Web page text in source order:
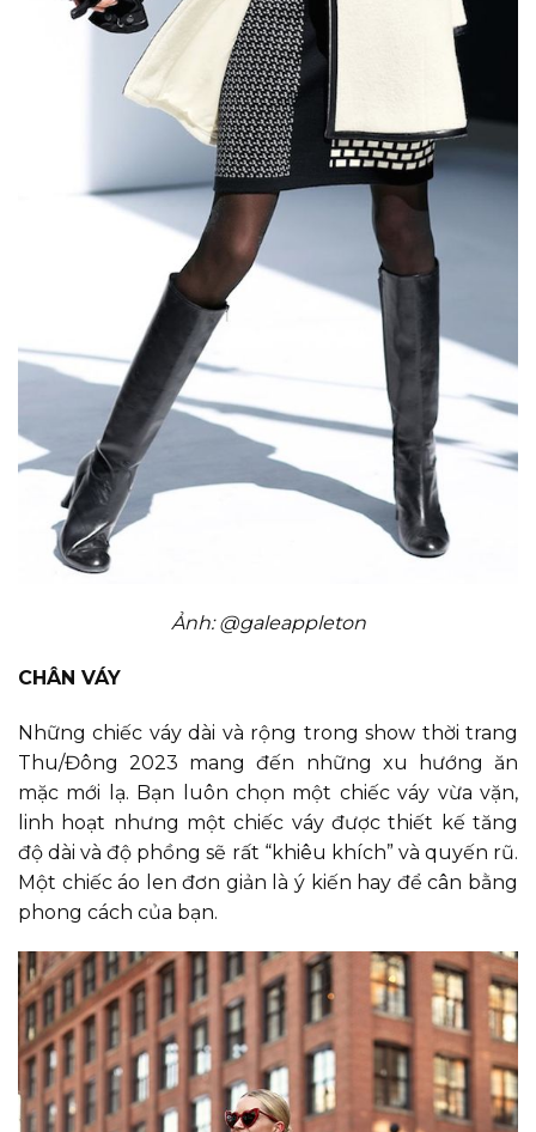
Ảnh: @galeappleton
CHÂN VÁY
Những chiếc váy dài và rộng trong show thời trang
Thu/Đông 2023 mang đến những xu hướng ăn
mặc mới lạ. Bạn luôn chọn một chiếc váy vừa vặn,
linh hoạt nhưng một chiếc váy được thiết kế tăng
độ dài và độ phồng sẽ rất “khiêu khích” và quyến rũ.
Một chiếc áo len đơn giản là ý kiến hay để cân bằng
phong cách của bạn.